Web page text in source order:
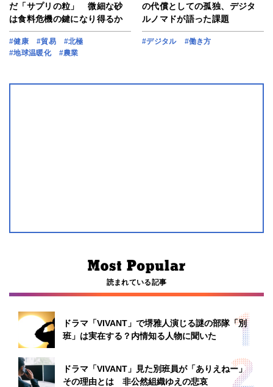
だ「サプリの粒」 微細な砂
は食料危機の鍵になり得るか
#健康 #貿易
#北極
#地球温暖化
#農業
の代償としての孤独、デジタ
ルノマドが語った課題
#デジタル #働き方
読まれている記事
ドラマ「VIVANT」で堺雅人演じる謎の部隊「別
班」は実在する？内情知る人物に聞いた
ドラマ「VIVANT」見た別班員が「ありえねー」
その理由とは 非公然組織ゆえの悲哀